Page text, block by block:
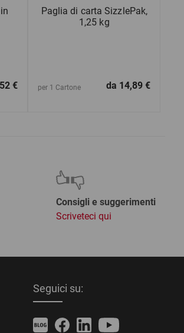
€
Paglia di carta SizzlePak,
1,25 kg
per 1 Cartone da 14,89 €
Consigli e suggerimenti
Scriveteci qui
Seguici su: